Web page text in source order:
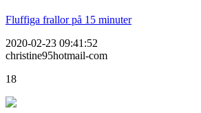
Fluffiga frallor på 15 minuter
2020-02-23 09:41:52
christine95hotmail-com
18